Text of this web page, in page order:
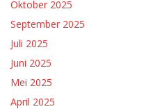
Oktober 2025
September 2025
Juli 2025
Juni 2025
Mei 2025
April 2025